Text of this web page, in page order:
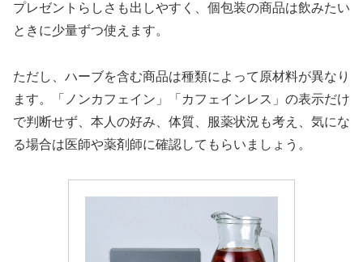
プレゼントらしさも出しやすく、個包装の商品は飲みたい
ときに少量ずつ使えます。
ただし、ハーブを含む商品は種類によって原材料が異なり
ます。「ノンカフェイン」「カフェインレス」の表示だけ
で判断せず、本人の好み、体質、服薬状況も考え、気にな
る場合は医師や薬剤師に確認してもらいましょう。